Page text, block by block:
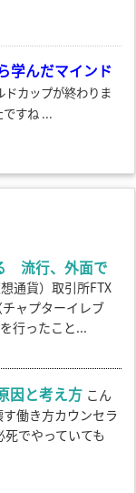
学んだマインド
ドカップが終わりま
ですね ...
流行、外面で
通貨）取引所FTX
ャプターイレブ
行ったこと...
因と考え方 こん
働き方カウンセラ
でやっていても